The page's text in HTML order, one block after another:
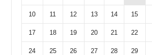
10 11 12 13 14 15
17 18 19 20 21 22
24 25 26 27 28 29